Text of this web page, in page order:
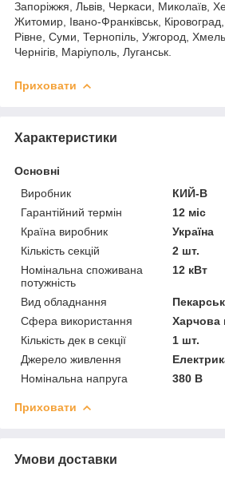
Запоріжжя, Львів, Черкаси, Миколаїв,
Житомир, Івано-Франківськ,
Рівне, Суми, Тернопіль, Ужгород,
Чернігів, Маріуполь, Луганськ.
Приховати
Характеристики
Основні
Виробник
КИЙ-В
Гарантійний термін
12 міс
Країна виробник
Україна
Кількість секцій
2 шт.
Номінальна споживана
потужність
12 кВт
Вид обладнання
Сфера використання
Харчова
Кількість дек в секції
1 шт.
Джерело живлення
Номінальна напруга
380 В
Приховати
Умови доставки